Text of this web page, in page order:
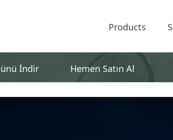
Products
İndir Hemen Satın Al